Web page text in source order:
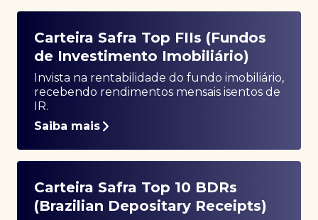
Carteira Safra Top FIIs (Fundos
de Investimento Imobiliário)
Invista na rentabilidade do fundo imobiliário,
recebendo rendimentos mensais isentos de
IR.
Saiba mais
Carteira Safra Top 10 BDRs
(Brazilian Depositary Receipts)